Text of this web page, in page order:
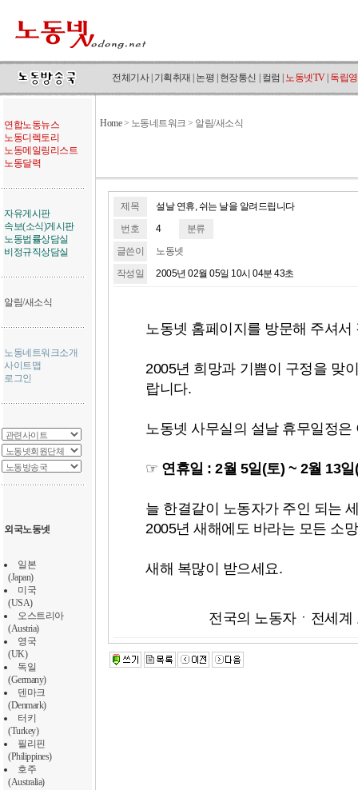
전체기사| 기획취재 논평 현장통신 컬럼 노동넷TV| 독립
연합노동뉴스
노동디렉토리
노동메일링리스트
노동달력
자유게시판
속보(소식)게시판
노동법률상담실
비정규직상담실
알림/새소식
노동네트워크소개
사이트맵
로그인
외국노동넷
일본
(Japan)
미국
(USA)
오스트리아
(Austria)
영국
(UK)
독일
(Germany)
덴마크
(Denmark)
터키
(Turkey)
필리핀
(Philippines)
호주
(Australia)
Home> 노동네트워크 > 알림/새소식
제목
설날 연휴, 쉬는 날을 알려드립니다
번호
4
분류
글쓴이
노동넷
작성일
2005년 02월 05일 10시 04분 43초
노동넷 홈페이지를 방문해 주셔서
2005년 희망과 기쁨이 구정을 맞
랍니다.
노동넷 사무실의 설날 휴무일정은
☞ 연휴일 : 2월 5일(토) ~ 2월 13일
늘 한결같이 노동자가 주인 되는
2005년 새해에도 바라는 모든 소
새해 복많이 받으세요.
전국의 노동자ㆍ전세